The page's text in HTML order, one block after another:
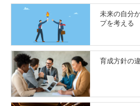
未来の自分
プを考える
育成方針の